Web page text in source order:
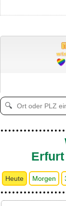
🔍
Erfurt
Heute Morgen